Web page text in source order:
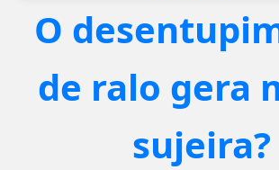
O
de ralo gera
sujeira?